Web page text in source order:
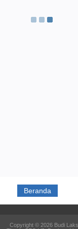
Beranda
Copyright © 2026 Budi